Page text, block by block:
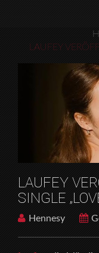
LAUFEY
LAUFEY
SINGLE
Hennesy